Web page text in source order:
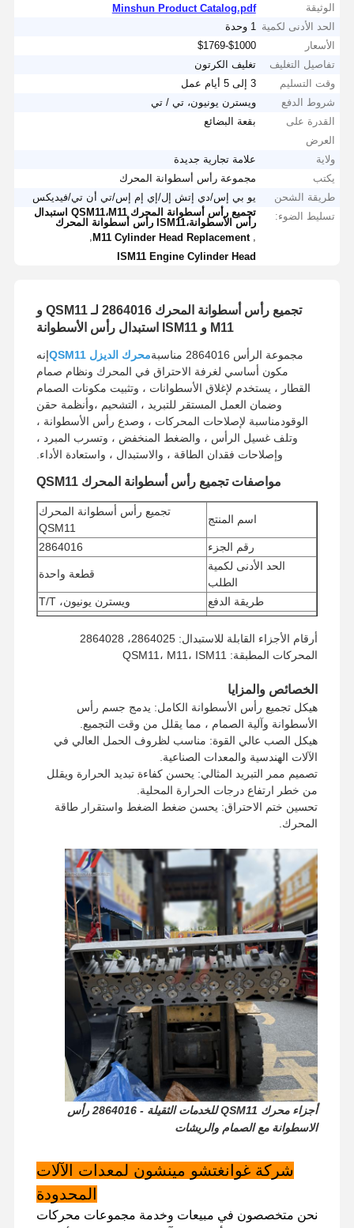
الصفحة
المنتجات برنامج VR حولنا
الوثيقة
Minshun Product Catalog.pdf
الحد الأدنى لكمية
1 وحدة
الأسعار
$1000-$1769
تفاصيل التغليف
تغليف الكرتون
وقت التسليم
3 إلى 5 أيام عمل
شروط الدفع
ويسترن يونيون، تي / تي
القدرة على
العرض
بقعة البضائع
ولاية
علامة تجارية جديدة
يكتب
مجموعة رأس أسطوانة المحرك
طريقة الشحن
يو بي إس/دي إتش إل/إي إم إس/تي أن تي/فيديكس
تسليط الضوء:
تجميع رأس أسطوانة المحرك QSM11،M11 استبدال
رأس الأسطوانة،ISM11 رأس أسطوانة المحرك
,
M11 Cylinder Head Replacement
ISM11 Engine Cylinder Head
تجميع رأس أسطوانة المحرك 2864016 لـ QSM11 و
M11 و ISM11 استبدال رأس الأسطوانة
مجموعة الرأس 2864016 مناسبة محرك الديزل QSM11
إنه
مكون أساسي لغرفة الاحتراق في المحرك ونظام صمام
القطار ، يستخدم لإغلاق الأسطوانات ، وتثبيت مكونات الصمام
وضمان العمل المستقر للتبريد ، التشحيم ،وأنظمة حقن
الوقودمناسبة لإصلاحات المحركات ، وصدع رأس الأسطوانة ،
وتلف غسيل الرأس ، والضغط المنخفض ، وتسرب المبرد ،
وإصلاحات فقدان الطاقة ، والاستبدال ، واستعادة الأداء.
مواصفات تجميع رأس أسطوانة المحرك QSM11
اسم المنتج
تجميع رأس أسطوانة المحرك
QSM11
رقم الجزء
2864016
الحد الأدنى لكمية
الطلب
قطعة واحدة
طريقة الدفع
ويسترن يونيون، T/T
طريقة الشحن
UPS/DHL/EMS/TNT/FedEx
أرقام الأجزاء القابلة للاستبدال: 2864025، 2864028
المحركات المطبقة: QSM11، M11، ISM11
الخصائص والمزايا
هيكل تجميع رأس الأسطوانة الكامل: يدمج جسم رأس
الأسطوانة وآلية الصمام ، مما يقلل من وقت التجميع.
هيكل الصب عالي القوة: مناسب لظروف الحمل العالي في
الآلات الهندسية والمعدات الصناعية.
تصميم ممر التبريد المثالي: يحسن كفاءة تبديد الحرارة ويقلل
من خطر ارتفاع درجات الحرارة المحلية.
تحسين ختم الاحتراق: يحسن ضغط الضغط واستقرار طاقة
المحرك.
أجزاء محرك QSM11 للخدمات الثقيلة - 2864016 رأس
الاسطوانة مع الصمام والريشات
شركة غوانغتشو مينشون لمعدات الآلات
المحدودة
نحن متخصصون في مبيعات وخدمة مجموعات محركات